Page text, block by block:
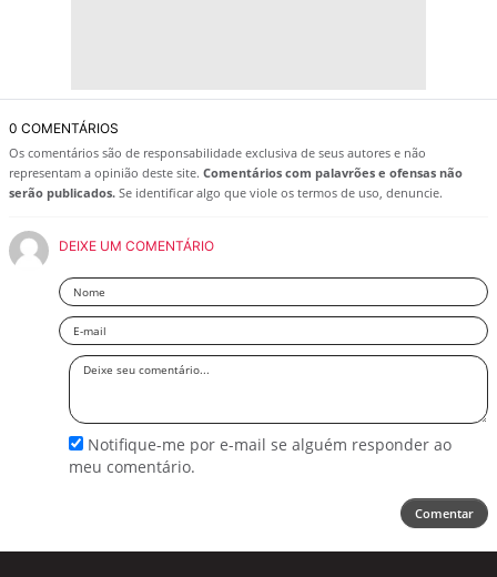
0 COMENTÁRIOS
Os comentários são de responsabilidade exclusiva de seus autores e não
representam a opinião deste site. Comentários com palavrões e ofensas não
serão publicados. Se identificar algo que viole os termos de uso, denuncie.
DEIXE UM COMENTÁRIO
Nome
Email
Deixe
Notifique-me por e-mail se alguém responder ao
meu comentário.
Comentar